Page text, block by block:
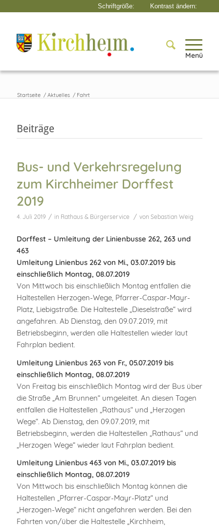
Menü
Startseite / Aktuelles / Fahrt
Beiträge
Bus- und Verkehrsregelung
zum Kirchheimer Dorffest
2019
4. Juli 2019 / in Rathaus & Bürgerservice / von Sebastian Weig
Dorffest – Umleitung der Linienbusse 262, 263 und
463
Umleitung Linienbus 262 von Mi., 03.07.2019 bis
einschließlich Montag, 08.07.2019
Von Mittwoch bis einschließlich Montag entfallen die
Haltestellen Herzogen-Wege, Pfarrer-Caspar-Mayr-
Platz, Liebigstraße. Die Haltestelle „Dieselstraße“ wird
angefahren. Ab Dienstag, den 09.07.2019, mit
Betriebsbeginn, werden alle Haltestellen wieder laut
Fahrplan bedient.
Umleitung Linienbus 263 von Fr., 05.07.2019 bis
einschließlich Montag, 08.07.2019
Von Freitag bis einschließlich Montag wird der Bus über
die Straße „Am Brunnen“ umgeleitet. An diesen Tagen
entfallen die Haltestellen „Rathaus“ und „Herzogen
Wege“. Ab Dienstag, den 09.07.2019, mit
Betriebsbeginn, werden die Haltestellen „Rathaus“ und
„Herzogen Wege“ wieder laut Fahrplan bedient.
Umleitung Linienbus 463 von Mi., 03.07.2019 bis
einschließlich Montag, 08.07.2019
Von Mittwoch bis einschließlich Montag können die
Haltestellen „Pfarrer-Caspar-Mayr-Platz“ und
„Herzogen-Wege“ nicht angefahren werden. Bei den
Fahrten von/über die Haltestelle „Kirchheim,